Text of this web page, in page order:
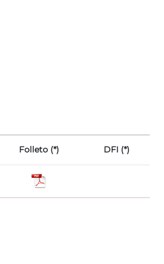
Folleto (*) DFI (*)